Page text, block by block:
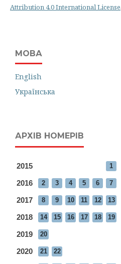
Attribution 4.0 International License.
МОВА
English
Українська
АРХІВ НОМЕРІВ
2015 1
2016 2 3 4 5 6 7
2017 8 9 10 11 12 13
2018 14 15 16 17 18 19
2019 20
2020 21 22